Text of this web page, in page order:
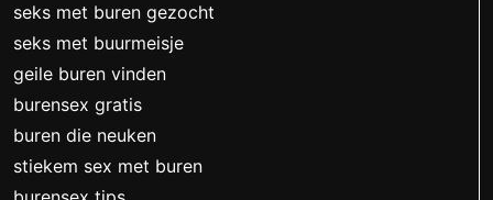
seks met buren gezocht
seks met buurmeisje
geile buren vinden
burensex gratis
buren die neuken
stiekem sex met buren